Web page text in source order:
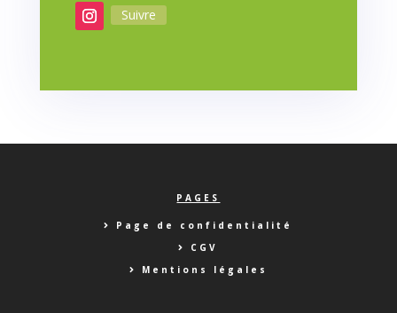
Suivre
PAGES
Page de confidentialité
CGV
Mentions légales